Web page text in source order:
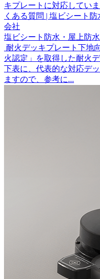
キプレートに対応してい
くある質問 | 塩ビシート
会社
塩ビシート防水・屋上防
耐火デッキプレート下地
火認定」を取得した耐火
下表に、代表的な対応デ
ますので、参考に...